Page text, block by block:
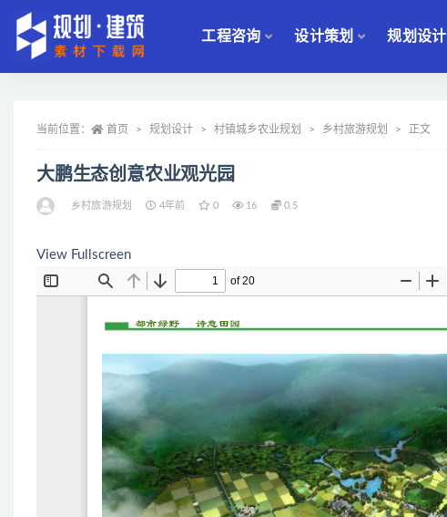
工程咨询 设计策划 规划设计
当前位置： 首页 规划设计 村镇城乡农业规划 乡村旅游规划 正文
大鹏生态创意农业观光园
乡村旅游规划 4年前 0 16 0.5
View Fullscreen